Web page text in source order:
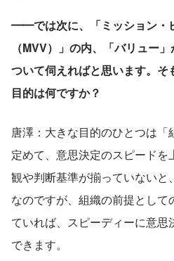
━━では次に、「ミッション・
（MVV）」の内、「バリュー
ついて伺えればと思います。そ
目的は何ですか？
唐澤：大きな目的のひとつは
定めて、意思決定のスピード
観や判断基準が揃っていないと
なのですが、組織の前提として
ていれば、スピーディーに意
できます。